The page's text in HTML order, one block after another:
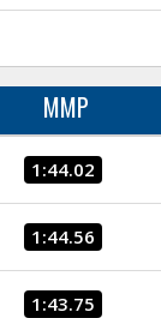
MMP
1:44.02
1:44.56
1:43.75